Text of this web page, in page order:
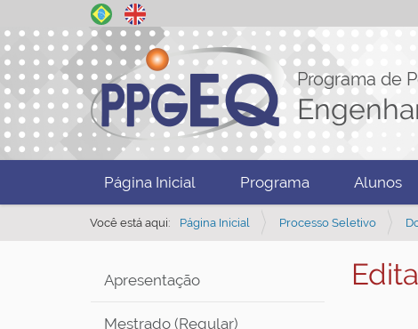
Programa de
Página Inicial Programa Alunos
Você está aqui: Página Inicial Processo Seletivo
Apresentação
Mestrado (Regular)